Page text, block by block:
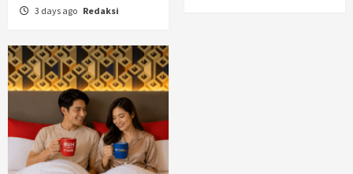
3 days ago Redaksi